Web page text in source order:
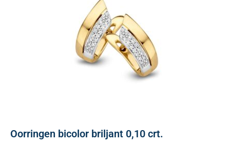
Oorringen bicolor briljant 0,10 crt.